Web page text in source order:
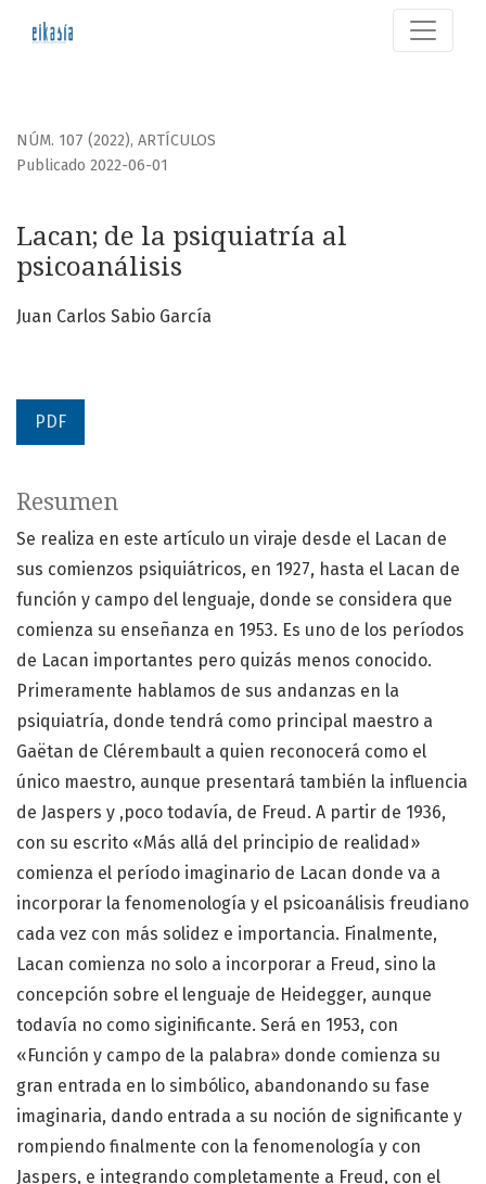
NÚM. 107 (2022), ARTÍCULOS
Lacan; de la psiquiatría al
psicoanálisis
Publicado 2022-06-01
Juan Carlos Sabio García
PDF
Resumen
Se realiza en este artículo un viraje desde el Lacan de
sus comienzos psiquiátricos, en 1927, hasta el Lacan de
función y campo del lenguaje, donde se considera que
comienza su enseñanza en 1953. Es uno de los períodos
de Lacan importantes pero quizás menos conocido.
Primeramente hablamos de sus andanzas en la
psiquiatría, donde tendrá como principal maestro a
Gaëtan de Clérembault a quien reconocerá como el
único maestro, aunque presentará también la influencia
de Jaspers y ,poco todavía, de Freud. A partir de 1936,
con su escrito «Más allá del principio de realidad»
comienza el período imaginario de Lacan donde va a
incorporar la fenomenología y el psicoanálisis freudiano
cada vez con más solidez e importancia. Finalmente,
Lacan comienza no solo a incorporar a Freud, sino la
concepción sobre el lenguaje de Heidegger, aunque
todavía no como siginificante. Será en 1953, con
«Función y campo de la palabra» donde comienza su
gran entrada en lo simbólico, abandonando su fase
imaginaria, dando entrada a su noción de significante y
rompiendo finalmente con la fenomenología y con
Jaspers, e integrando completamente a Freud, con el